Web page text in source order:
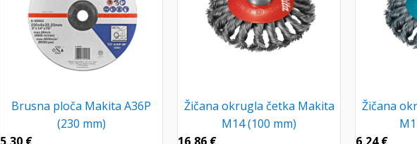
Brusna ploča Makita A36P
(230 mm)
Žičana okrugla četka Makita
M14 (100 mm)
Žičana